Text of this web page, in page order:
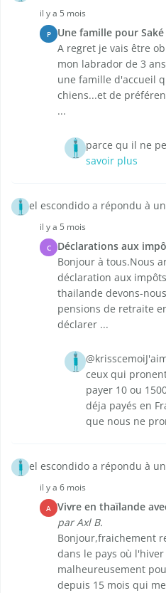
il y a 5 mois
P Une famille pour
A regret je vais être
mon labrador de 3
une famille d'accueil
chiens...et de
...
parce qu il ne
savoir plus
el escondido a répondu à
il y a 5 mois
C Déclarations aux
Bonjour à tous.Nous
déclaration aux
thailande devons-
pensions de retraite
déclarer ...
ceux qui
payer 10 ou
déja payés en
que nous ne
el escondido a répondu à
il y a 6 mois
A
Vivre en thaïlande
par Axl B.
Bonjour,fraichement
dans le pays où
malheureusement
depuis 15 mois qui